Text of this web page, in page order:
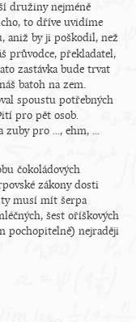
družiny nejméně
to dříve uvidíme
aniž by ji poškodil, než
průvodce, překladatel,
zastávka bude trvat
batoh na zem.
spoustu potřebných
pro pět osob.
zuby pro ..., ehm, ...
čokoládových
zákony dosti
musí mít šerpa
šest oříškových
pochopitelně) nejraději